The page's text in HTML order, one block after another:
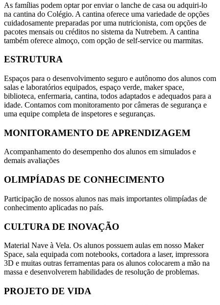
As famílias podem optar por enviar o lanche de casa ou adquiri-lo
na cantina do Colégio. A cantina oferece uma variedade de opções
cuidadosamente preparadas por uma nutricionista, com opções de
pacotes mensais ou créditos no sistema da Nutrebem. A cantina
também oferece almoço, com opção de self-service ou marmitas.
ESTRUTURA
Espaços para o desenvolvimento seguro e autônomo dos alunos com
salas e laboratórios equipados, espaço verde, maker space,
biblioteca, enfermaria, cantina, todos adaptados e adequados para a
idade. Contamos com monitoramento por câmeras de segurança e
uma equipe completa de inspetores e seguranças.
MONITORAMENTO DE APRENDIZAGEM
Acompanhamento do desempenho dos alunos em simulados e
demais avaliações
OLIMPÍADAS DE CONHECIMENTO
Participação de nossos alunos nas mais importantes olimpíadas de
conhecimento aplicadas no país.
CULTURA DE INOVAÇÃO
Material Nave à Vela. Os alunos possuem aulas em nosso Maker
Space, sala equipada com notebooks, cortadora a laser, impressora
3D e muitas outras ferramentas para os alunos colocarem a mão na
massa e desenvolverem habilidades de resolução de problemas.
PROJETO DE VIDA